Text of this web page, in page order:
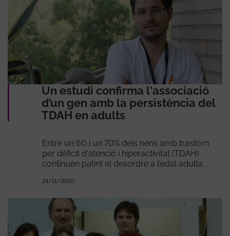
Un estudi confirma l'associació
d’un gen amb la persistència del
TDAH en adults
Entre un 60 i un 70% dels nens amb trastorn
per dèficit d'atenció i hiperactivitat (TDAH)
continuen patint el desordre a l’edat adulta.
24/11/2010